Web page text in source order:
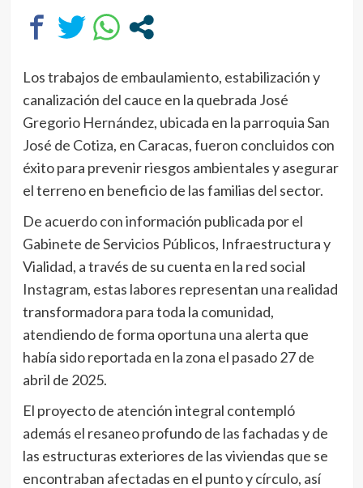
Los trabajos de embaulamiento, estabilización y
canalización del cauce en la quebrada José
Gregorio Hernández, ubicada en la parroquia San
José de Cotiza, en Caracas, fueron concluidos con
éxito para prevenir riesgos ambientales y asegurar
el terreno en beneficio de las familias del sector.
De acuerdo con información publicada por el
Gabinete de Servicios Públicos, Infraestructura y
Vialidad, a través de su cuenta en la red social
Instagram, estas labores representan una realidad
transformadora para toda la comunidad,
atendiendo de forma oportuna una alerta que
había sido reportada en la zona el pasado 27 de
abril de 2025.
El proyecto de atención integral contempló
además el resaneo profundo de las fachadas y de
las estructuras exteriores de las viviendas que se
encontraban afectadas en el punto y círculo, así